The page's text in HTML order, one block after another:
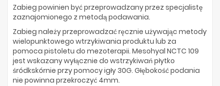
Zabieg powinien być przeprowadzany przez specjalistę
zaznajomionego z metodą podawania.
Zabieg należy przeprowadzać ręcznie używając metody
wielopunktowego wtrzykiwania produktu lub za
pomoca pistoletu do mezoterapii. Mesohyal NCTC 109
jest wskazany wyłącznie do wstrzykiwań płytko
śródkskórnie przy pomocy igły 30G. Głębokość podania
nie powinna przekroczyć 4mm.